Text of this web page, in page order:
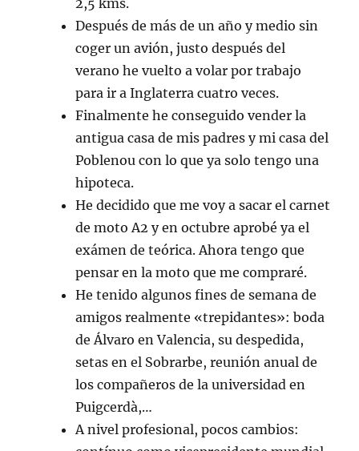
2,5 kms.
Después de más de un año y medio sin
coger un avión, justo después del
verano he vuelto a volar por trabajo
para ir a Inglaterra cuatro veces.
Finalmente he conseguido vender la
antigua casa de mis padres y mi casa del
Poblenou con lo que ya solo tengo una
hipoteca.
He decidido que me voy a sacar el carnet
de moto A2 y en octubre aprobé ya el
exámen de teórica. Ahora tengo que
pensar en la moto que me compraré.
He tenido algunos fines de semana de
amigos realmente «trepidantes»: boda
de Álvaro en Valencia, su despedida,
setas en el Sobrarbe, reunión anual de
los compañeros de la universidad en
Puigcerdà,…
A nivel profesional, pocos cambios: